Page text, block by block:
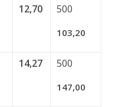
12,70 500
103,20
14,27 500
147,00